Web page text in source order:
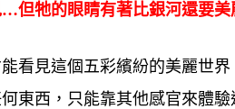
但牠的眼睛有著比銀河還要美
看見這個五彩繽紛的美麗世
東西，只能靠其他感官來體